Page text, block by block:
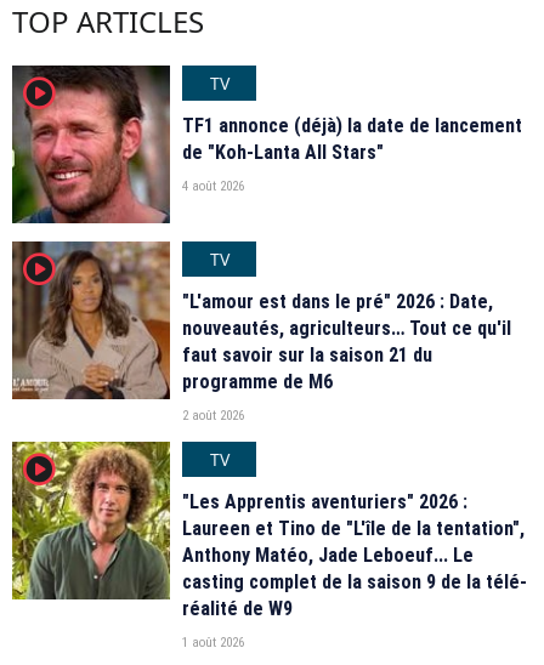
TOP ARTICLES
player2
TV
TF1 annonce (déjà) la date de lancement
de "Koh-Lanta All Stars"
4 août 2026
player2
TV
"L'amour est dans le pré" 2026 : Date,
nouveautés, agriculteurs… Tout ce qu'il
faut savoir sur la saison 21 du
programme de M6
2 août 2026
player2
TV
"Les Apprentis aventuriers" 2026 :
Laureen et Tino de "L'île de la tentation",
Anthony Matéo, Jade Leboeuf... Le
casting complet de la saison 9 de la télé-
réalité de W9
1 août 2026